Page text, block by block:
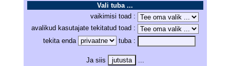
Vali tuba ...
vaikimisi toad :
avalikud kasutajate tekitatud toad :
tekita enda
tuba :
Ja siis